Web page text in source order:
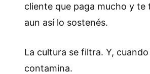
cliente que paga mucho y te
aun así lo sostenés.
La cultura se filtra. Y,
contamina.